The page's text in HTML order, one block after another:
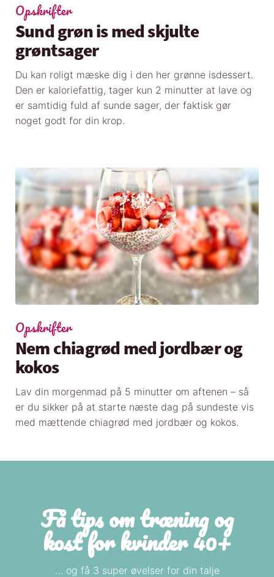
Opskrifter
Sund grøn is med skjulte
grøntsager
Du kan roligt mæske dig i den her grønne isdessert.
Den er kaloriefattig, tager kun 2 minutter at lave og
er samtidig fuld af sunde sager, der faktisk gør
noget godt for din krop.
Opskrifter
Nem chiagrød med jordbær og
kokos
Lav din morgenmad på 5 minutter om aftenen – så
er du sikker på at starte næste dag på sundeste vis
med mættende chiagrød med jordbær og kokos.
Få tips om træning og
kost for kvinder 40+
… og få 3 super øvelser for din talje